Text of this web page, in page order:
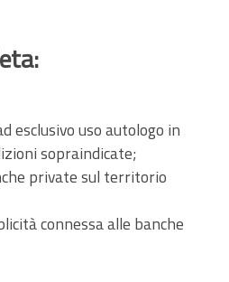
esclusivo uso autologo in
sopraindicate;
private sul territorio
connessa alle banche